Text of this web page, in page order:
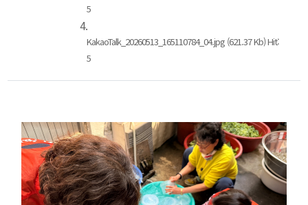
5
4.
KakaoTalk_20260513_165110784_04.jpg (621.37 Kb) Hit:
5